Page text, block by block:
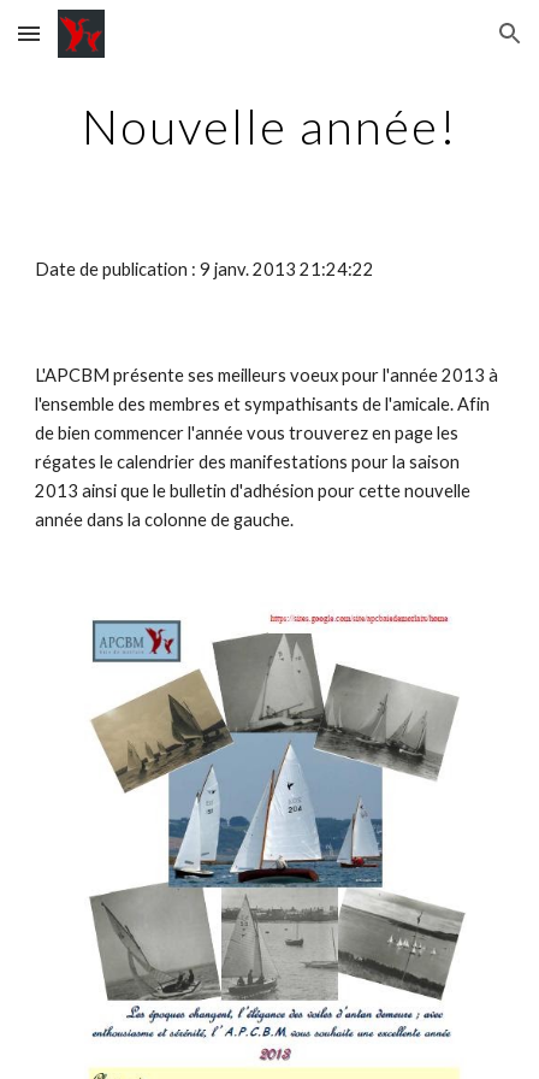
Skip to main content Skip to navigation
Nouvelle année!
Date de publication : 9 janv. 2013 21:24:22
L'APCBM présente ses meilleurs voeux pour l'année 2013 à
l'ensemble des membres et sympathisants de l'amicale. Afin
de bien commencer l'année vous trouverez en page les
régates le calendrier des manifestations pour la saison
2013 ainsi que le bulletin d'adhésion pour cette nouvelle
année dans la colonne de gauche.